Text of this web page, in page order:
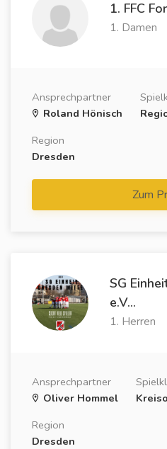
1. FFC
1. Damen
Ansprechpartner
Roland Hönisch
Region
Dresden
Zum
SG
e.V...
1. Herren
Ansprechpartner
Oliver Hommel
Region
Dresden